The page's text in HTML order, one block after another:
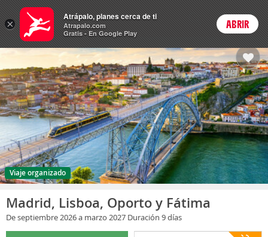
Paquetes Login
Viaje organizado
Madrid, Lisboa, Oporto y Fátima
De septiembre 2026a marzo 2027 Duración 9 días
×
Atrápalo, planes cerca de ti
Atrapalo.com
Gratis - En Google Play
ABRIR